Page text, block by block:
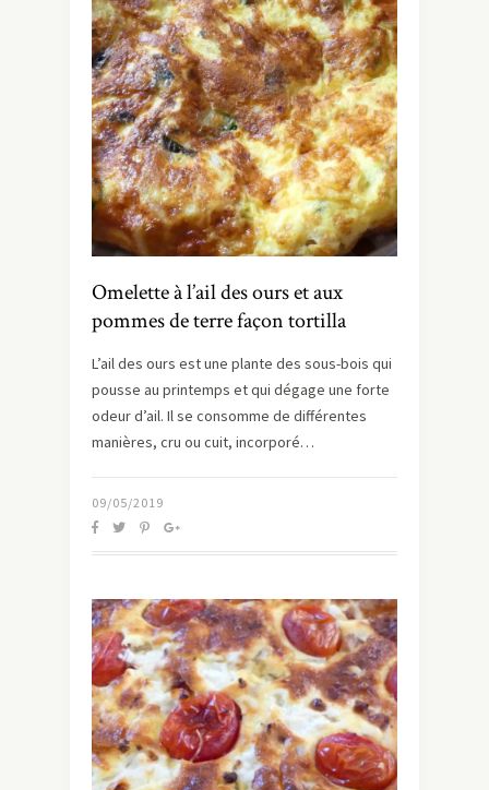
Omelette à l’ail des ours et aux
pommes de terre façon tortilla
L’ail des ours est une plante des sous-bois qui
pousse au printemps et qui dégage une forte
odeur d’ail. Il se consomme de différentes
manières, cru ou cuit, incorporé…
09/05/2019